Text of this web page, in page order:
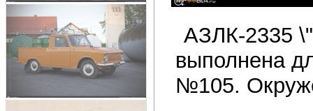
АЗЛК-2335
выполнена
№105.